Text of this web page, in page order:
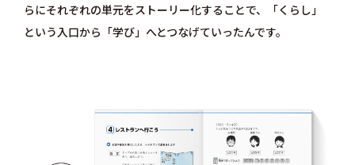
らにそれぞれの単元をストーリー化することで、「くらし」
という入口から「学び」へとつなげていったんです。